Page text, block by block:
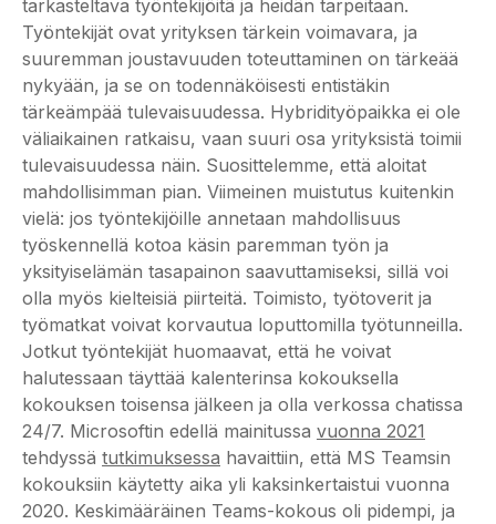
tarkasteltava työntekijöitä ja heidän tarpeitaan.
Työntekijät ovat yrityksen tärkein voimavara, ja
suuremman joustavuuden toteuttaminen on tärkeää
nykyään, ja se on todennäköisesti entistäkin
tärkeämpää tulevaisuudessa. Hybridityöpaikka ei ole
väliaikainen ratkaisu, vaan suuri osa yrityksistä toimii
tulevaisuudessa näin. Suosittelemme, että aloitat
mahdollisimman pian. Viimeinen muistutus kuitenkin
vielä: jos työntekijöille annetaan mahdollisuus
työskennellä kotoa käsin paremman työn ja
yksityiselämän tasapainon saavuttamiseksi, sillä voi
olla myös kielteisiä piirteitä. Toimisto, työtoverit ja
työmatkat voivat korvautua loputtomilla työtunneilla.
Jotkut työntekijät huomaavat, että he voivat
halutessaan täyttää kalenterinsa kokouksella
kokouksen toisensa jälkeen ja olla verkossa chatissa
24/7. Microsoftin edellä mainitussa vuonna 2021
tehdyssä tutkimuksessa havaittiin, että MS Teamsin
kokouksiin käytetty aika yli kaksinkertaistui vuonna
2020. Keskimääräinen Teams-kokous oli pidempi, ja